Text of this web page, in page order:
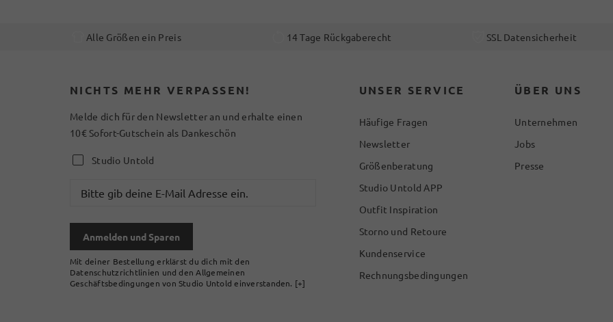
Alle Größen ein Preis 14 Tage Rückgaberecht SSL Datensicherheit
NICHTS MEHR VERPASSEN!
Melde dich für den Newsletter an und erhalte einen
10€ Sofort-Gutschein als Dankeschön
Studio Untold
Anmelden und Sparen
Mit deiner Bestellung erklärst du dich mit den
Datenschutzrichtlinien und den Allgemeinen
Geschäftsbedingungen von Studio Untold einverstanden. [+]
UNSER SERVICE
Häufige Fragen
Newsletter
Größenberatung
Studio Untold APP
Outfit Inspiration
Storno und Retoure
Kundenservice
Rechnungsbedingungen
ÜBER UNS
Unternehmen
Jobs
Presse